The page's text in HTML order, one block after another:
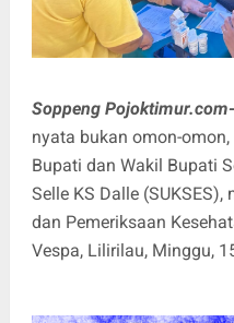
Soppeng
nyata bukan omon-
Bupati dan Wakil Bupati
Selle KS Dalle
dan Pemeriksaan
Vespa, Lilirilau, Minggu,